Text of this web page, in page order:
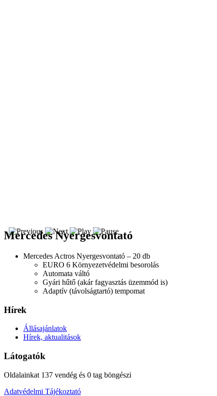
Mercedes Nyergesvontató
Mercedes Actros Nyergesvontató – 20 db
EURO 6 Környezetvédelmi besorolás
Automata váltó
Gyári hűtő (akár fagyasztás üzemmód is)
Adaptív (távolságtartó) tempomat
Hírek
Állásajánlatok
Hírek, aktualitások
Látogatók
Oldalainkat 137 vendég és 0 tag böngészi
Adatvédelmi Tájékoztató